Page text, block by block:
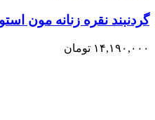
گردنبند نقره زنانه مون
۱۴,۱۹۰,۰۰۰ تومان